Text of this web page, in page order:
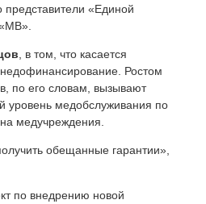
«Единой
, в том, что касается
недофинансирование. Ростом
по его словам, вызывают
уровень медобслуживания по
медучреждения.
обещанные гарантии»,
по внедрению новой